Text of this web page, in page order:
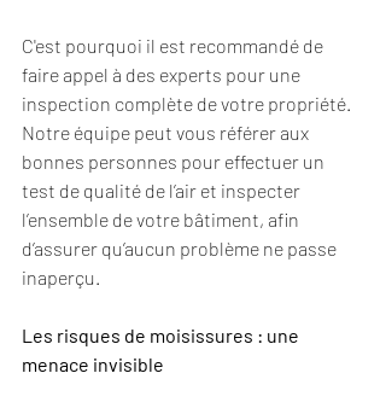
C'est pourquoi il est recommandé de
faire appel à des experts pour une
inspection complète de votre propriété.
Notre équipe peut vous référer aux
bonnes personnes pour effectuer un
test de qualité de l’air et inspecter
l’ensemble de votre bâtiment, afin
d’assurer qu’aucun problème ne passe
inaperçu.
Les risques de moisissures : une
menace invisible